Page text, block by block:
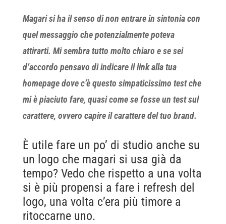
Magari si ha il senso di non entrare in sintonia con
quel messaggio che potenzialmente poteva
attirarti. Mi sembra tutto molto chiaro e se sei
d’accordo pensavo di indicare il link alla tua
homepage dove c’è questo simpaticissimo test che
mi è piaciuto fare, quasi come se fosse un test sul
carattere, ovvero capire il carattere del tuo brand.
È utile fare un po’ di studio anche su
un logo che magari si usa già da
tempo? Vedo che rispetto a una volta
si è più propensi a fare i refresh del
logo, una volta c’era più timore a
ritoccarne uno.